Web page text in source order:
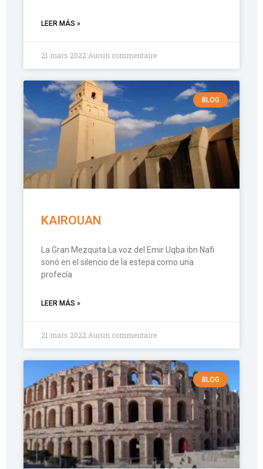
LEER MÁS »
21 mars 2022 Aucun commentaire
BLOG
KAIROUAN
La Gran Mezquita La voz del Emir Uqba ibn Nafi
sonó en el silencio de la estepa como una
profecía
LEER MÁS »
21 mars 2022 Aucun commentaire
BLOG